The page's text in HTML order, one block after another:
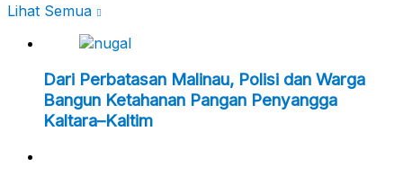
Lihat Semua
Dari Perbatasan Malinau, Polisi dan Warga
Bangun Ketahanan Pangan Penyangga
Kaltara–Kaltim